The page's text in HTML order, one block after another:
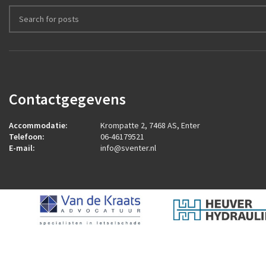
Contactgegevens
Accommodatie:
Krompatte 2, 7468 AS, Enter
Telefoon:
06-46179521
E-mail:
info@sventer.nl